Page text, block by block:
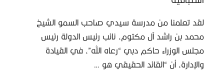
لقد تعلمنا من مدرسة سيدي صاحب السمو الشيخ
محمد بن راشد آل مكتوم، نائب رئيس الدولة رئيس
مجلس الوزراء حاكم دبي “رعاه الله”، في القيادة
والإدارة، أن “القائد الحقيقي هو …